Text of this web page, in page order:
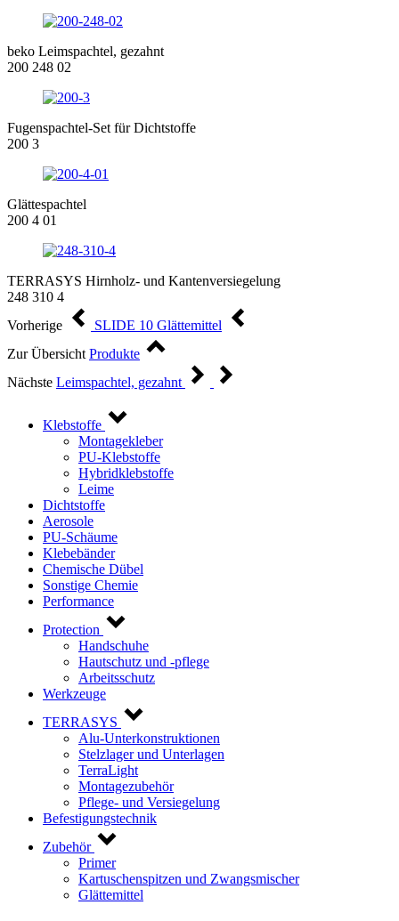
beko Leimspachtel, gezahnt
200 248 02
Fugenspachtel-Set für Dichtstoffe
200 3
Glättespachtel
200 4 01
TERRASYS Hirnholz- und Kantenversiegelung
248 310 4
Vorherige
SLIDE 10 Glättemittel
Zur Übersicht Produkte
Nächste Leimspachtel, gezahnt
Klebstoffe
Montagekleber
PU-Klebstoffe
Hybridklebstoffe
Leime
Dichtstoffe
Aerosole
PU-Schäume
Klebebänder
Chemische Dübel
Sonstige Chemie
Performance
Protection
Handschuhe
Hautschutz und -pflege
Arbeitsschutz
Werkzeuge
TERRASYS
Alu-Unterkonstruktionen
Stelzlager und Unterlagen
TerraLight
Montagezubehör
Pflege- und Versiegelung
Befestigungstechnik
Zubehör
Primer
Kartuschenspitzen und Zwangsmischer
Glättemittel